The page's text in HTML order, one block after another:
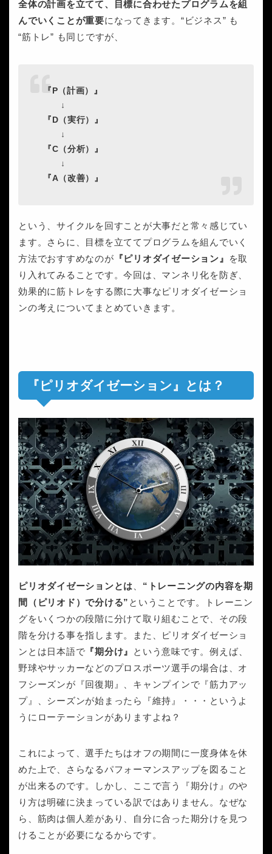
全体の計画を立てて、目標に合わせたプログラムを組
んでいくことが重要になってきます。“ビジネス” も
“筋トレ” も同じですが、
『P（計画）』
↓
『D（実行）』
↓
『C（分析）』
↓
『A（改善）』
という、サイクルを回すことが大事だと常々感じてい
ます。さらに、目標を立ててプログラムを組んでいく
方法でおすすめなのが 『ピリオダイゼーション』
を取
り入れてみることです。今回は、マンネリ化を防ぎ、
効果的に筋トレをする際に大事なピリオダイゼーショ
ンの考えについてまとめていきます。
『ピリオダイゼーション』とは？
ピリオダイゼーションとは
“トレーニングの内容を期
間（ピリオド）で分ける” ということです。トレーニン
グをいくつかの段階に分けて取り組むことで、その段
階を分ける事を指します。また、ピリオダイゼーショ
ンとは日本語で 『期分け』
という意味です。例えば、
野球やサッカーなどのプロスポーツ選手の場合は、オ
フシーズンが『回復期』、キャンプインで『筋力アッ
プ』、シーズンが始まったら『維持』・・・というよ
うにローテーションがありますよね？
これによって、選手たちはオフの期間に一度身体を休
めた上で、さらなるパフォーマンスアップを図ること
が出来るのです。しかし、ここで言う『期分け』のや
り方は明確に決まっている訳ではありません。なぜな
ら、筋肉は個人差があり、自分に合った期分けを見つ
けることが必要になるからです。